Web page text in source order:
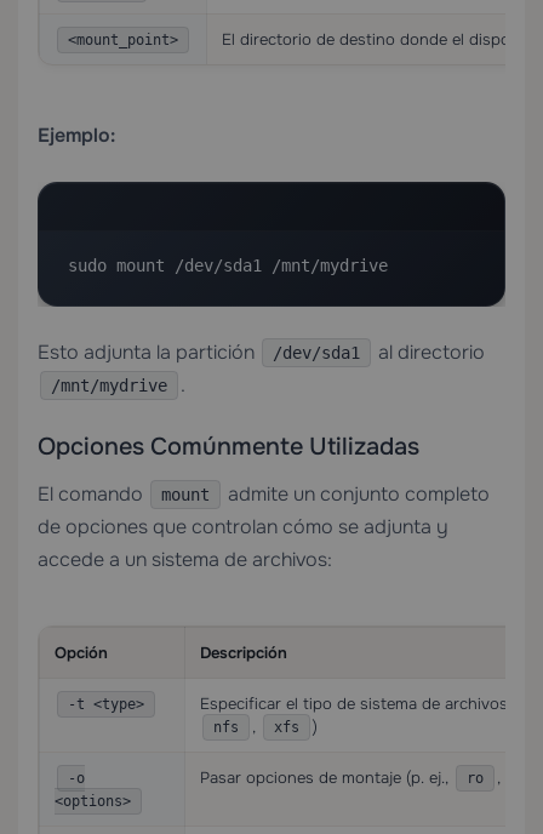
<mount_point> El directorio de destino donde el
Ejemplo:
sudo mount /dev/sda1 /mnt/mydrive
Esto adjunta la partición /dev/sda1 al directorio
/mnt/mydrive .
Opciones Comúnmente Utilizadas
El comando mount
admite un conjunto completo
de opciones que controlan cómo se adjunta y
accede a un sistema de archivos:
Opción Descripción
-t <type> Especificar el tipo de sistema de archivos (p.
nfs , xfs )
-o
<options>
Pasar opciones de montaje (p. ej., ro ,